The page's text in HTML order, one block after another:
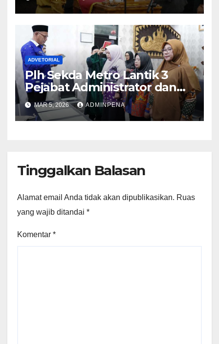
ADVETORIAL
Plh Sekda Metro Lantik 3
Pejabat Administrator dan
Pengawas
MAR 5, 2026 ADMINPENA
Tinggalkan Balasan
Alamat email Anda tidak akan dipublikasikan. Ruas
yang wajib ditandai *
Komentar *